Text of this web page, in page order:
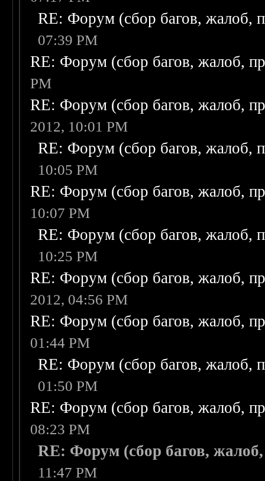
RE: Форум (сбор багов, жалоб,
07:39 PM
RE: Форум (сбор багов, жалоб,
PM
RE: Форум (сбор багов, жалоб,
2012, 10:01 PM
RE: Форум (сбор багов, жалоб,
10:05 PM
RE: Форум (сбор багов, жалоб,
10:07 PM
RE: Форум (сбор багов, жалоб,
10:25 PM
RE: Форум (сбор багов, жалоб,
2012, 04:56 PM
RE: Форум (сбор багов, жалоб,
01:44 PM
RE: Форум (сбор багов, жалоб,
01:50 PM
RE: Форум (сбор багов, жалоб,
08:23 PM
RE: Форум (сбор багов,
11:47 PM